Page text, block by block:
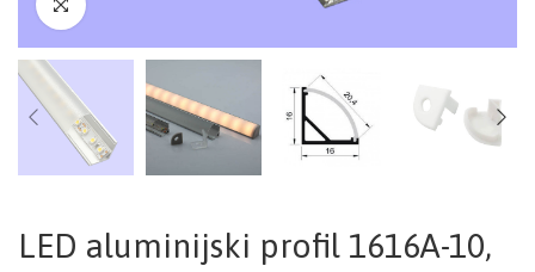
LED aluminijski profil 1616A-10,